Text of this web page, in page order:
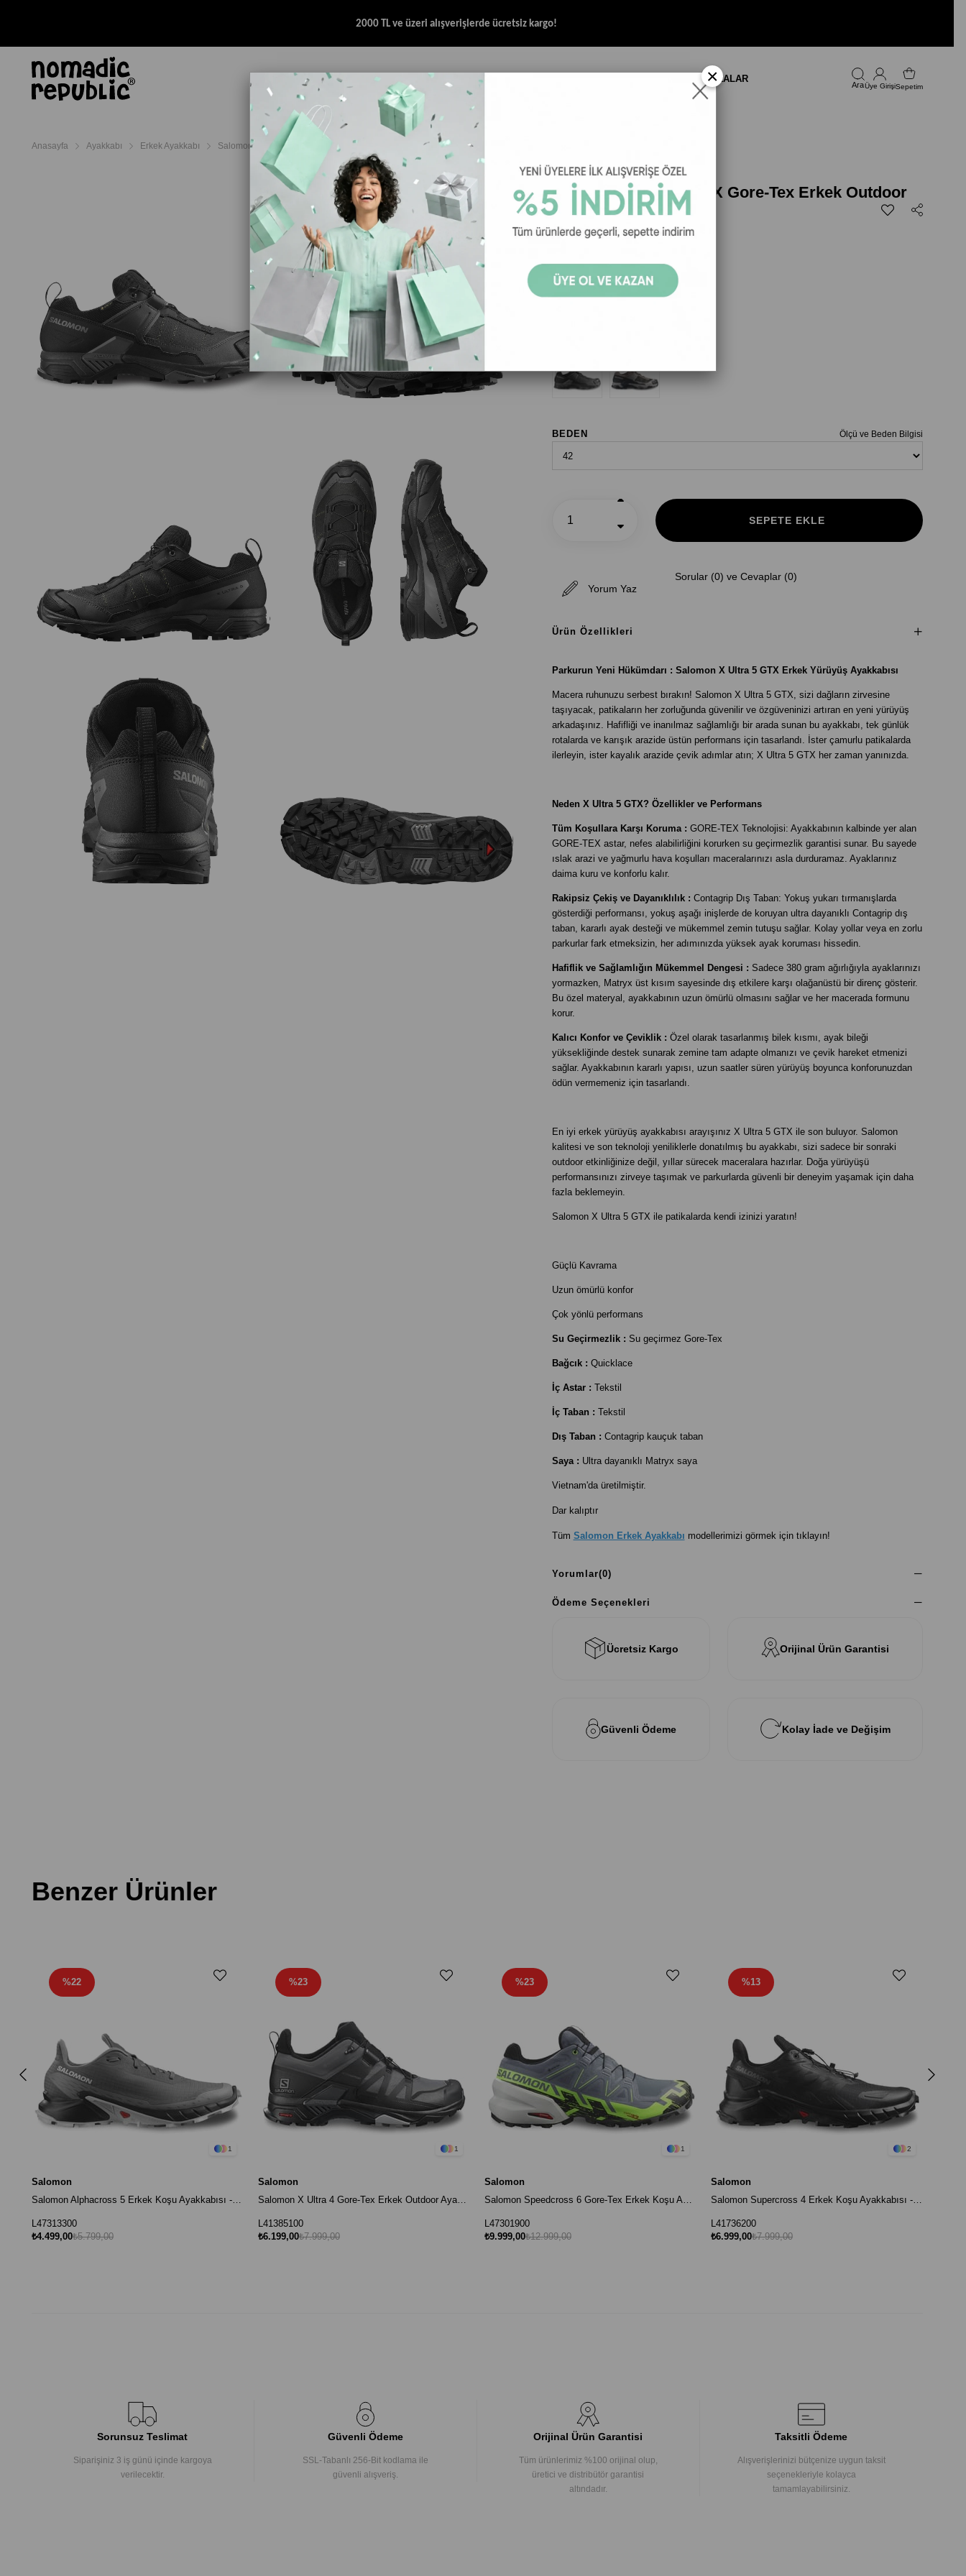
2000 TL ve üzeri alışverişlerde ücretsiz kargo!
AYAKKABI TERLİK & SANDALET AKSESUAR HALAT & İP SANDALET MARKALAR
Üye GirişiSepetim
Anasayfa Ayakkabı Erkek Ayakkabı Salomon Erkek Ayakkabı Salomon X Ultra 5 GTX Gore-Tex Erkek Outdoor Ayakkabı - Siyah
Salomon X Ultra 5 GTX Gore-Tex Erkek Outdoor
Ayakkabı - Siyah
Ölçü ve Beden Bilgisi
BEDEN
Yorum Yaz
Sorular (0) ve Cevaplar (0)
Ürün Özellikleri
Parkurun Yeni Hükümdarı : Salomon X Ultra 5 GTX Erkek Yürüyüş Ayakkabısı
Macera ruhunuzu serbest bırakın! Salomon X Ultra 5 GTX, sizi dağların zirvesine
taşıyacak, patikaların her zorluğunda güvenilir ve özgüveninizi artıran en yeni yürüyüş
arkadaşınız. Hafifliği ve inanılmaz sağlamlığı bir arada sunan bu ayakkabı, tek günlük
rotalarda ve karışık arazide üstün performans için tasarlandı. İster çamurlu patikalarda
ilerleyin, ister kayalık arazide çevik adımlar atın; X Ultra 5 GTX her zaman yanınızda.
Neden X Ultra 5 GTX? Özellikler ve Performans
Tüm Koşullara Karşı Koruma : GORE-TEX Teknolojisi: Ayakkabının kalbinde yer alan
GORE-TEX astar, nefes alabilirliğini korurken su geçirmezlik garantisi sunar. Bu sayede
ıslak arazi ve yağmurlu hava koşulları maceralarınızı asla durduramaz. Ayaklarınız
daima kuru ve konforlu kalır.
Rakipsiz Çekiş ve Dayanıklılık : Contagrip Dış Taban: Yokuş yukarı tırmanışlarda
gösterdiği performansı, yokuş aşağı inişlerde de koruyan ultra dayanıklı Contagrip dış
taban, kararlı ayak desteği ve mükemmel zemin tutuşu sağlar. Kolay yollar veya en zorlu
parkurlar fark etmeksizin, her adımınızda yüksek ayak koruması hissedin.
Hafiflik ve Sağlamlığın Mükemmel Dengesi : Sadece 380 gram ağırlığıyla ayaklarınızı
yormazken, Matryx üst kısım sayesinde dış etkilere karşı olağanüstü bir direnç gösterir.
Bu özel materyal, ayakkabının uzun ömürlü olmasını sağlar ve her macerada formunu
korur.
Kalıcı Konfor ve Çeviklik : Özel olarak tasarlanmış bilek kısmı, ayak bileği
yüksekliğinde destek sunarak zemine tam adapte olmanızı ve çevik hareket etmenizi
sağlar. Ayakkabının kararlı yapısı, uzun saatler süren yürüyüş boyunca konforunuzdan
ödün vermemeniz için tasarlandı.
En iyi erkek yürüyüş ayakkabısı arayışınız X Ultra 5 GTX ile son buluyor. Salomon
kalitesi ve son teknoloji yeniliklerle donatılmış bu ayakkabı, sizi sadece bir sonraki
outdoor etkinliğinize değil, yıllar sürecek maceralara hazırlar. Doğa yürüyüşü
performansınızı zirveye taşımak ve parkurlarda güvenli bir deneyim yaşamak için daha
fazla beklemeyin.
Salomon X Ultra 5 GTX ile patikalarda kendi izinizi yaratın!
Güçlü Kavrama
Uzun ömürlü konfor
Çok yönlü performans
Su Geçirmezlik : Su geçirmez Gore-Tex
Bağcık : Quicklace
İç Astar : Tekstil
İç Taban : Tekstil
Dış Taban : Contagrip kauçuk taban
Saya : Ultra dayanıklı Matryx saya
Vietnam'da üretilmiştir.
Dar kalıptır
Tüm Salomon Erkek Ayakkabı modellerimizi görmek için tıklayın!
Yorumlar(0)
Ödeme Seçenekleri
Ücretsiz Kargo Orijinal Ürün Garantisi
Güvenli Ödeme Kolay İade ve Değişim
Benzer Ürünler
1
Salomon
Salomon Alphacross 5 Erkek Koşu Ayakkabısı - Gri
L47313300
₺4.499,00₺5.799,00
%22
1
Salomon
Salomon X Ultra 4 Gore-Tex Erkek Outdoor Ayakkabı - Gri / Siyah
L41385100
₺6.199,00₺7.999,00
%23
1
Salomon
Salomon Speedcross 6 Gore-Tex Erkek Koşu Ayakkabısı - Gri
L47301900
₺9.999,00₺12.999,00
%23
2
Salomon
Salomon Supercross 4 Erkek Koşu Ayakkabısı - Siyah
L41736200
₺6.999,00₺7.999,00
%13
Sorunsuz Teslimat
Siparişiniz 3 iş günü içinde kargoya
verilecektir.
Güvenli Ödeme
SSL-Tabanlı 256-Bit kodlama ile
güvenli alışveriş.
Orijinal Ürün Garantisi
Tüm ürünlerimiz %100 orijinal olup,
üretici ve distribütör garantisi
altındadır.
Taksitli Ödeme
Alışverişlerinizi bütçenize uygun taksit
seçenekleriyle kolayca
tamamlayabilirsiniz.
×